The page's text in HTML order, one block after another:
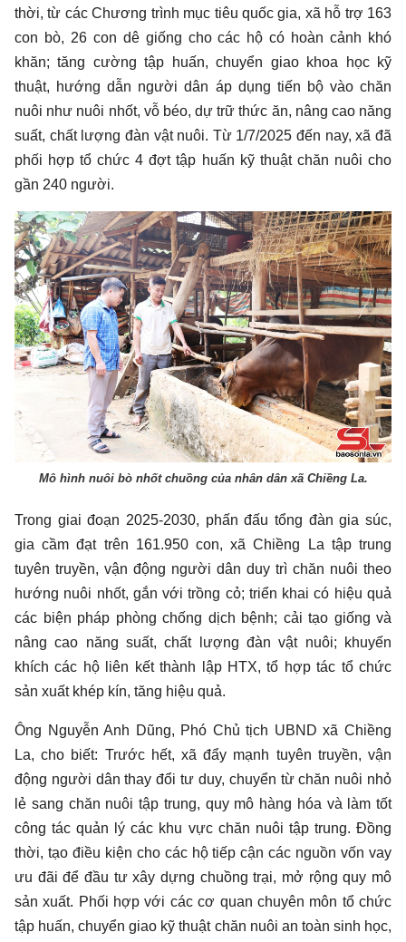
thời, từ các Chương trình mục tiêu quốc gia, xã hỗ trợ 163
con bò, 26 con dê giống cho các hộ có hoàn cảnh khó
khăn; tăng cường tập huấn, chuyển giao khoa học kỹ
thuật, hướng dẫn người dân áp dụng tiến bộ vào chăn
nuôi như nuôi nhốt, vỗ béo, dự trữ thức ăn, nâng cao năng
suất, chất lượng đàn vật nuôi. Từ 1/7/2025 đến nay, xã đã
phối hợp tổ chức 4 đợt tập huấn kỹ thuật chăn nuôi cho
gần 240 người.
Mô hình nuôi bò nhốt chuồng của nhân dân xã Chiềng La.
Trong giai đoạn 2025-2030, phấn đấu tổng đàn gia súc,
gia cầm đạt trên 161.950 con, xã Chiềng La tập trung
tuyên truyền, vận động người dân duy trì chăn nuôi theo
hướng nuôi nhốt, gắn với trồng cỏ; triển khai có hiệu quả
các biện pháp phòng chống dịch bệnh; cải tạo giống và
nâng cao năng suất, chất lượng đàn vật nuôi; khuyến
khích các hộ liên kết thành lập HTX, tổ hợp tác tổ chức
sản xuất khép kín, tăng hiệu quả.
Ông Nguyễn Anh Dũng, Phó Chủ tịch UBND xã Chiềng
La, cho biết: Trước hết, xã đẩy mạnh tuyên truyền, vận
động người dân thay đổi tư duy, chuyển từ chăn nuôi nhỏ
lẻ sang chăn nuôi tập trung, quy mô hàng hóa và làm tốt
công tác quản lý các khu vực chăn nuôi tập trung. Đồng
thời, tạo điều kiện cho các hộ tiếp cận các nguồn vốn vay
ưu đãi để đầu tư xây dựng chuồng trại, mở rộng quy mô
sản xuất. Phối hợp với các cơ quan chuyên môn tổ chức
tập huấn, chuyển giao kỹ thuật chăn nuôi an toàn sinh học,